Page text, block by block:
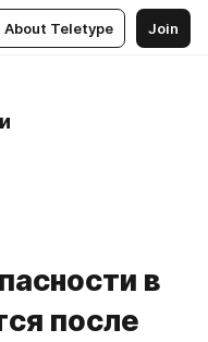
About Teletype Join
в
после